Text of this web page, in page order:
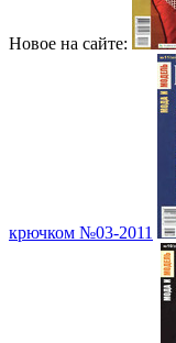
Новое на сайте:
крючком №03-2011